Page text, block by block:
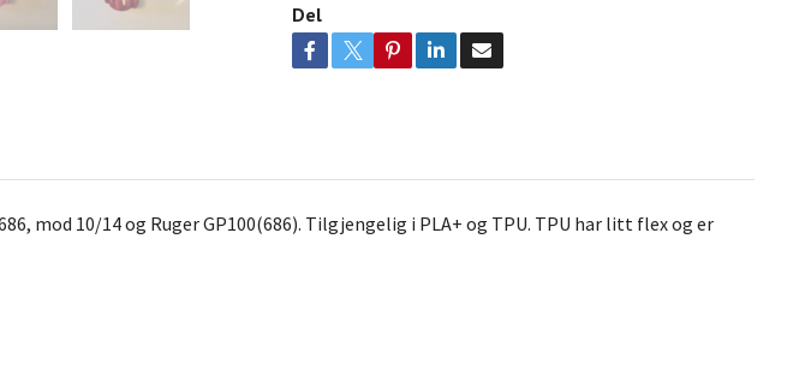
Del
mod 10/14 og Ruger GP100(686). Tilgjengelig i PLA+ og TPU. TPU har litt flex og er